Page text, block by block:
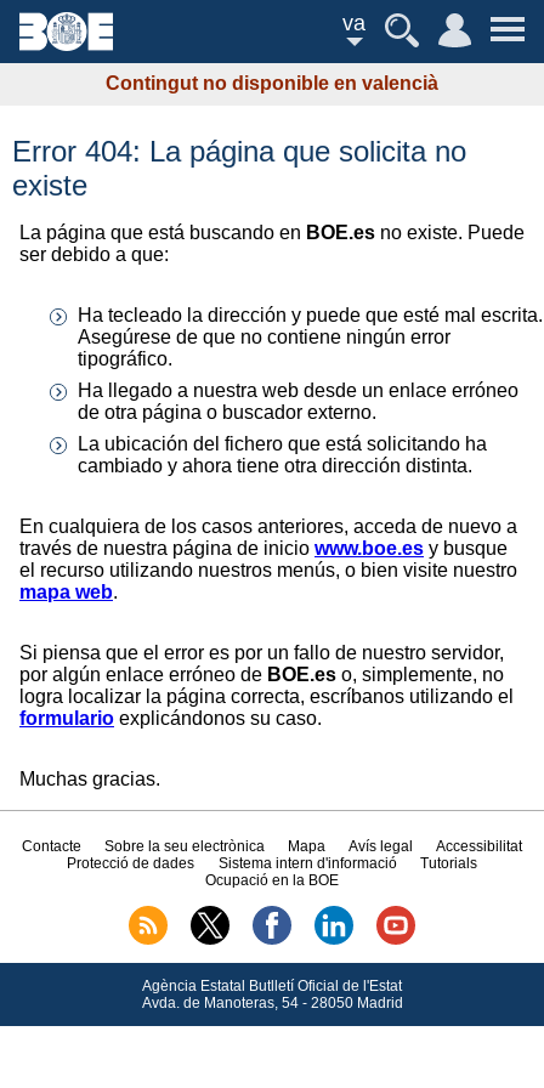
va
Contingut no disponible en valencià
Error 404: La página que solicita no
existe
La página que está buscando en BOE.es no existe. Puede
ser debido a que:
Ha tecleado la dirección y puede que esté mal escrita.
Asegúrese de que no contiene ningún error
tipográfico.
Ha llegado a nuestra web desde un enlace erróneo
de otra página o buscador externo.
La ubicación del fichero que está solicitando ha
cambiado y ahora tiene otra dirección distinta.
En cualquiera de los casos anteriores, acceda de nuevo a
través de nuestra página de inicio www.boe.es y busque
el recurso utilizando nuestros menús, o bien visite nuestro
mapa web.
Si piensa que el error es por un fallo de nuestro servidor,
por algún enlace erróneo de BOE.es o, simplemente, no
logra localizar la página correcta, escríbanos utilizando el
formulario explicándonos su caso.
Muchas gracias.
Contacte Sobre la seu electrònica Mapa Avís legal
Accessibilitat
Protecció de dades
Sistema intern d'informació
Tutorials
Ocupació en la BOE
Agència Estatal Butlletí Oficial de l'Estat
Avda.de Manoteras, 54 - 28050 Madrid